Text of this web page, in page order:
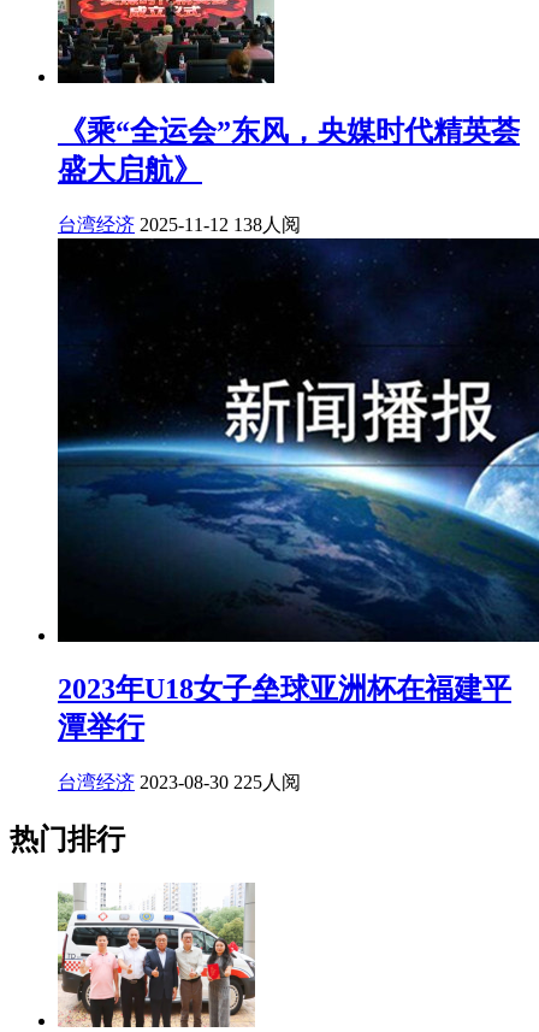
《乘“全运会”东风，央媒时代精英荟
盛大启航》
台湾经济 2025-11-12 138人阅
2023年U18女子垒球亚洲杯在福建平
潭举行
台湾经济 2023-08-30 225人阅
热门排行